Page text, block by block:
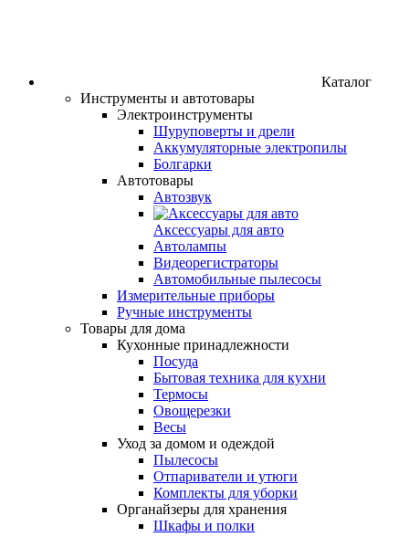
Каталог
Инструменты и автотовары
Электроинструменты
Шуруповерты и дрели
Аккумуляторные электропилы
Болгарки
Автотовары
Автозвук
Аксессуары для авто
Автолампы
Видеорегистраторы
Автомобильные пылесосы
Измерительные приборы
Ручные инструменты
Товары для дома
Кухонные принадлежности
Посуда
Бытовая техника для кухни
Термосы
Овощерезки
Весы
Уход за домом и одеждой
Пылесосы
Отпариватели и утюги
Комплекты для уборки
Органайзеры для хранения
Шкафы и полки